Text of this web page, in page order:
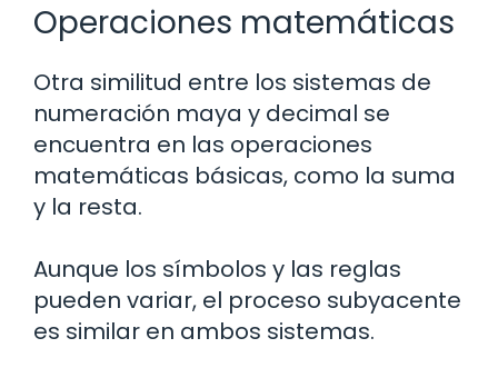
Operaciones matemáticas
Otra similitud entre los sistemas de
numeración maya y decimal se
encuentra en las operaciones
matemáticas básicas, como la suma
y la resta.
Aunque los símbolos y las reglas
pueden variar, el proceso subyacente
es similar en ambos sistemas.